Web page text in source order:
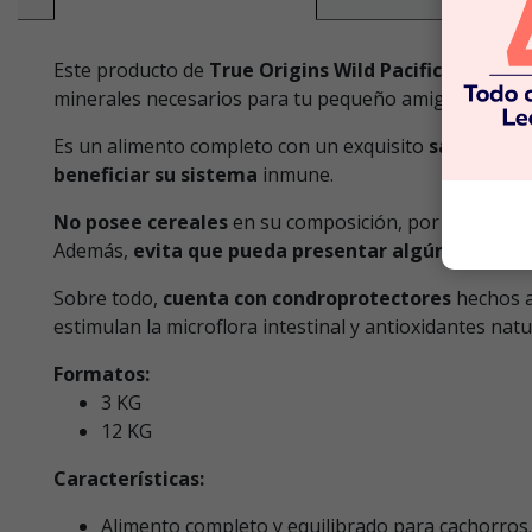
Este producto de True Origins Wild Pacific es un
minerales necesarios para tu pequeño amigo y así
Es un alimento completo con un exquisito sabor a
beneficiar su sistema inmune.
No posee cereales en su composición, por ende
Además, evita que pueda presentar algún riesgo
Sobre todo, cuenta con condroprotectores hechos
estimulan la microflora intestinal y antioxidantes
Formatos:
3 KG
12 KG
Características:
Alimento completo y equilibrado para cachorros.